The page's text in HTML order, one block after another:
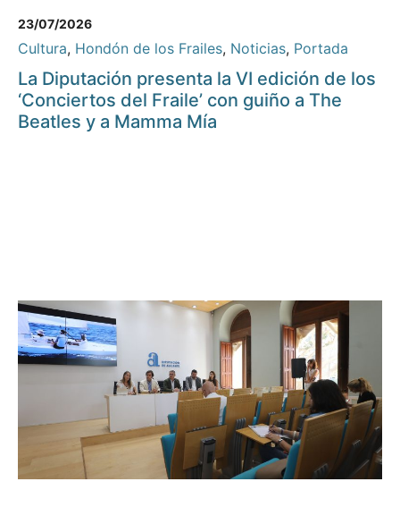
23/07/2026
Cultura, Hondón de los Frailes, Noticias, Portada
La Diputación presenta la VI edición de los
‘Conciertos del Fraile’ con guiño a The
Beatles y a Mamma Mía